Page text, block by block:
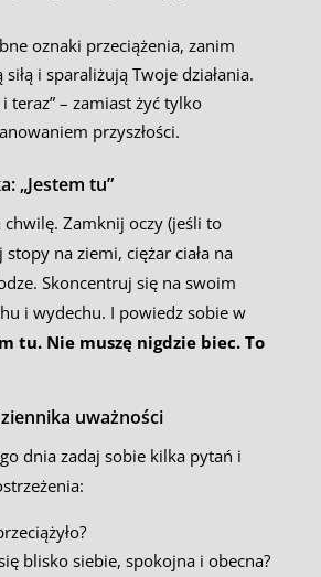
oznaki przeciążenia, zanim
siłą i sparaliżują Twoje działania.
teraz” – zamiast żyć tylko
przyszłości.
„Jestem tu”
Zamknij oczy (jeśli to
na ziemi, ciężar ciała na
Skoncentruj się na swoim
i wydechu. I powiedz sobie w
tu. Nie muszę nigdzie biec. To
uważności
dnia zadaj sobie kilka pytań i
blisko siebie, spokojna i obecna?